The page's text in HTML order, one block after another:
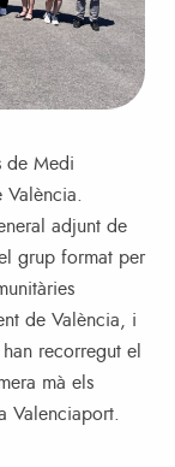
de Medi
adjunt de
grup format per
de València, i
recorregut el
mà els
Valenciaport.